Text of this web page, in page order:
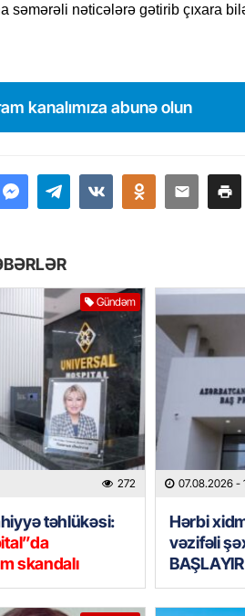
səmərəli nəticələrə gətirib çıxara
kanalımıza abunə olun
Gündəm
272
təhlükəsi:
skandalı
07.08.2026 -
Hərbi
vəzifəli
BAŞLAYIR